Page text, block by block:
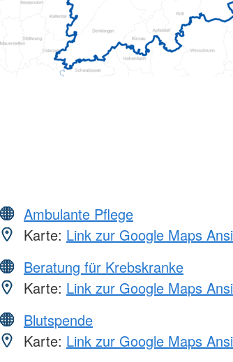
Ambulante Pflege
Karte: Link zur Google Maps
Beratung für Krebskranke
Karte: Link zur Google Maps
Blutspende
Karte: Link zur Google Maps